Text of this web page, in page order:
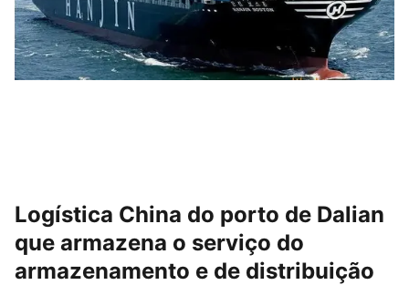
Logística China do porto de Dalian
que armazena o serviço do
armazenamento e de distribuição